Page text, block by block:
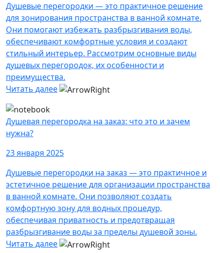
Душевые перегородки — это практичное решение
для зонирования пространства в ванной комнате.
Они помогают избежать разбрызгивания воды,
обеспечивают комфортные условия и создают
стильный интерьер. Рассмотрим основные виды
душевых перегородок, их особенности и
преимущества.
Читать далее
Душевая перегородка на заказ: что это и зачем
нужна?
23 января 2025
Душевые перегородки на заказ — это практичное и
эстетичное решение для организации пространства
в ванной комнате. Они позволяют создать
комфортную зону для водных процедур,
обеспечивая приватность и предотвращая
разбрызгивание воды за пределы душевой зоны.
Читать далее